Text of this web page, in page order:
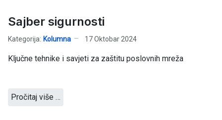
Sajber sigurnosti
Kategorija: Kolumna 17 Oktobar 2024
Ključne tehnike i savjeti za zaštitu poslovnih mreža
Pročitaj više …